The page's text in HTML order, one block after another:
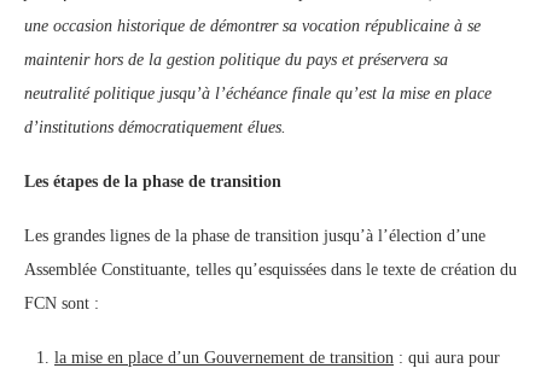
une occasion historique de démontrer sa vocation républicaine à se
maintenir hors de la gestion politique du pays et préservera sa
neutralité politique jusqu’à l’échéance finale qu’est la mise en place
d’institutions démocratiquement élues.
Les étapes de la phase de transition
Les grandes lignes de la phase de transition jusqu’à l’élection d’une
Assemblée Constituante, telles qu’esquissées dans le texte de création du
FCN sont :
la mise en place d’un Gouvernement de transition : qui aura pour